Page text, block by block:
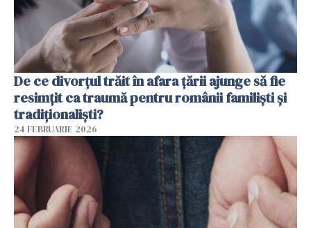
De ce divorțul trăit în afara țării ajunge să fie
resimțit ca traumă pentru românii familiști și
tradiționaliști?
24 FEBRUARIE 2026